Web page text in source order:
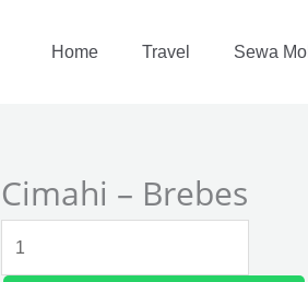
Home Travel Sewa
Cimahi – Brebes